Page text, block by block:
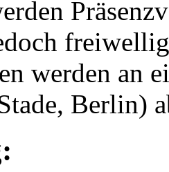
werden an
Berlin)